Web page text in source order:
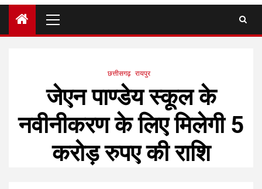
Menu
छत्तीसगढ़ रायपुर
जेएन पाण्डेय स्कूल के
नवीनीकरण के लिए मिलेगी 5
करोड़ रुपए की राशि